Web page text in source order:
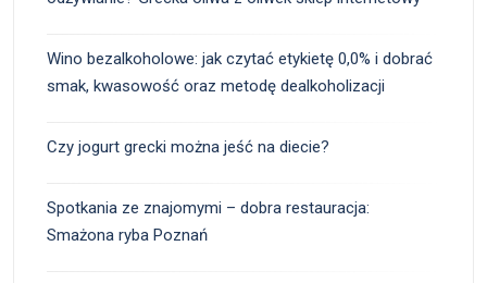
Wino bezalkoholowe: jak czytać etykietę 0,0% i dobrać
smak, kwasowość oraz metodę dealkoholizacji
Czy jogurt grecki można jeść na diecie?
Spotkania ze znajomymi – dobra restauracja:
Smażona ryba Poznań